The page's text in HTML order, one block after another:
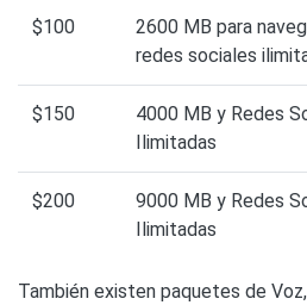
$100
2600 MB para
redes sociales
$150
4000 MB y Redes
Ilimitadas
$200
9000 MB y Redes
Ilimitadas
También existen paquetes de